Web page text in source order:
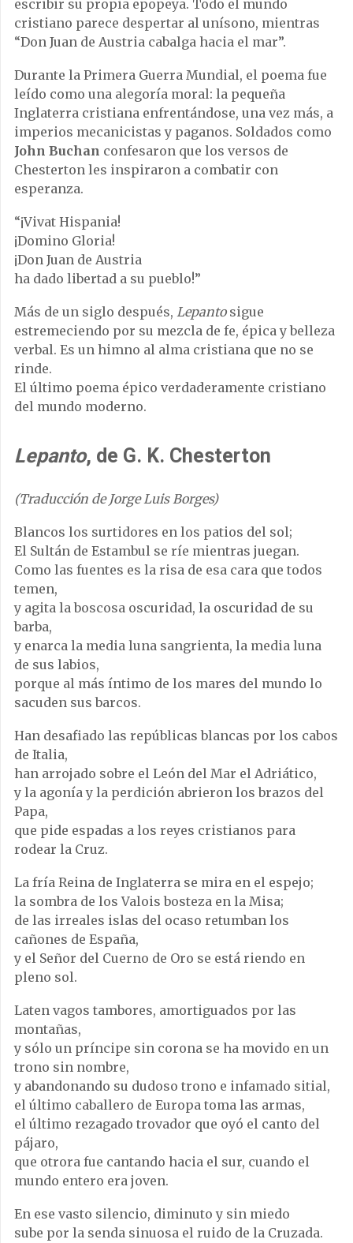
escribir su propia epopeya. Todo el mundo
cristiano parece despertar al unísono, mientras
“Don Juan de Austria cabalga hacia el mar”.
Durante la Primera Guerra Mundial, el poema fue
leído como una alegoría moral: la pequeña
Inglaterra cristiana enfrentándose, una vez más, a
imperios mecanicistas y paganos. Soldados como
John Buchan confesaron que los versos de
Chesterton les inspiraron a combatir con
esperanza.
“¡Vivat Hispania!
¡Domino Gloria!
¡Don Juan de Austria
ha dado libertad a su pueblo!”
Más de un siglo después, Lepantosigue
estremeciendo por su mezcla de fe, épica y belleza
verbal. Es un himno al alma cristiana que no se
rinde.
El último poema épico verdaderamente cristiano
del mundo moderno.
Lepanto, de G. K. Chesterton
(Traducción de Jorge Luis Borges)
Blancos los surtidores en los patios del sol;
El Sultán de Estambul se ríe mientras juegan.
Como las fuentes es la risa de esa cara que todos
temen,
y agita la boscosa oscuridad, la oscuridad de su
barba,
y enarca la media luna sangrienta, la media luna
de sus labios,
porque al más íntimo de los mares del mundo lo
sacuden sus barcos.
Han desafiado las repúblicas blancas por los cabos
de Italia,
han arrojado sobre el León del Mar el Adriático,
y la agonía y la perdición abrieron los brazos del
Papa,
que pide espadas a los reyes cristianos para
rodear la Cruz.
La fría Reina de Inglaterra se mira en el espejo;
la sombra de los Valois bosteza en la Misa;
de las irreales islas del ocaso retumban los
cañones de España,
y el Señor del Cuerno de Oro se está riendo en
pleno sol.
Laten vagos tambores, amortiguados por las
montañas,
y sólo un príncipe sin corona se ha movido en un
trono sin nombre,
y abandonando su dudoso trono e infamado sitial,
el último caballero de Europa toma las armas,
el último rezagado trovador que oyó el canto del
pájaro,
que otrora fue cantando hacia el sur, cuando el
mundo entero era joven.
En ese vasto silencio, diminuto y sin miedo
sube por la senda sinuosa el ruido de la Cruzada.